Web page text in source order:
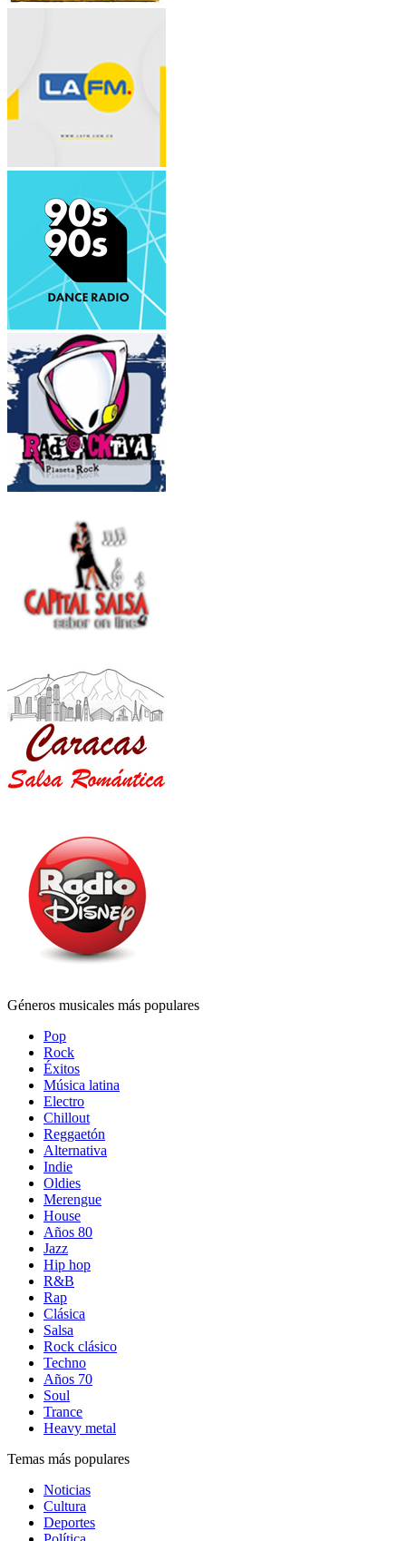
Géneros musicales más populares
Pop
Rock
Éxitos
Música latina
Electro
Chillout
Reggaetón
Alternativa
Indie
Oldies
Merengue
House
Años 80
Jazz
Hip hop
R&B
Rap
Clásica
Salsa
Rock clásico
Techno
Años 70
Soul
Trance
Heavy metal
Temas más populares
Noticias
Cultura
Deportes